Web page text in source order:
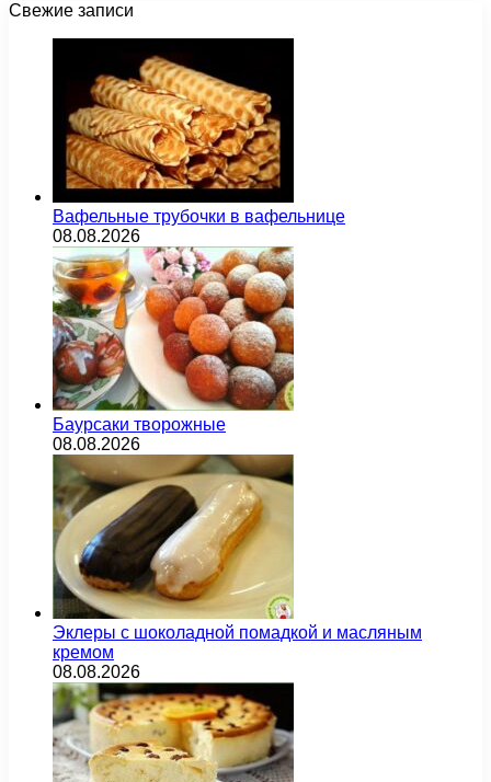
Свежие записи
Вафельные трубочки в вафельнице
08.08.2026
Баурсаки творожные
08.08.2026
Эклеры с шоколадной помадкой и масляным
кремом
08.08.2026